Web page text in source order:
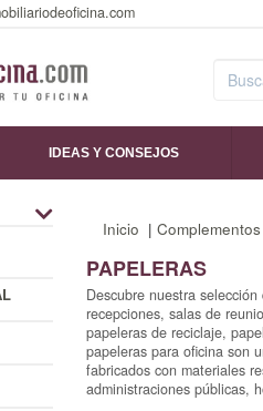
IDEAS Y CONSEJOS
Inicio |
PAPELERAS
Descubre nuestra
recepciones, salas de
papeleras de reciclaje,
papeleras para oficina son
fabricados con materiales
administraciones públicas,